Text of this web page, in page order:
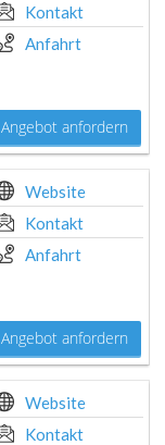
Kontakt
Anfahrt
Angebot anfordern
Website
Kontakt
Anfahrt
Angebot anfordern
Website
Kontakt